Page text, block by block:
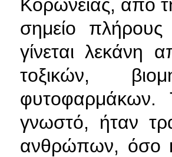
Κορώνειας, από
σημείο
γίνεται λεκάνη
τοξικών,
φυτοφαρμάκων.
γνωστό, ήταν
ανθρώπων, όσο